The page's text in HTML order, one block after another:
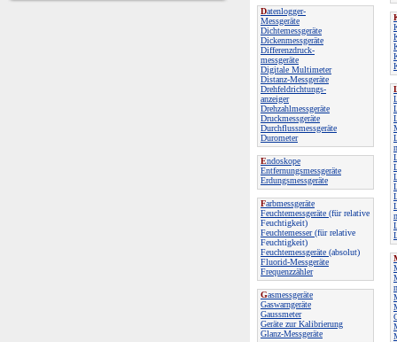
Datenlogger-
Messgeräte
Dichtemessgeräte
Dickenmessgeräte
Differenzdruck-
messgeräte
Digitale Multimeter
Distanz-Messgeräte
Drehfeldrichtungs-
anzeiger
Drehzahlmessgeräte
Druckmessgeräte
Durchflussmessgeräte
Durometer
Endoskope
Entfernungsmessgeräte
Erdungsmessgeräte
Farbmessgeräte
Feuchtemessgeräte (für relative
Feuchtigkeit)
Feuchtemesser(für relative
Feuchtigkeit)
Feuchtemessgeräte (absolut)
Fluorid-Messgeräte
Frequenzzähler
Gasmessgeräte
Gaswarngeräte
Gaussmeter
Geräte zur Kalibrierung
Glanz-Messgeräte